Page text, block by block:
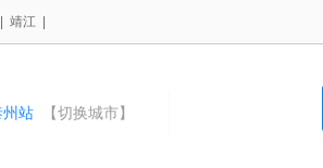
靖江
州站【切换城市】